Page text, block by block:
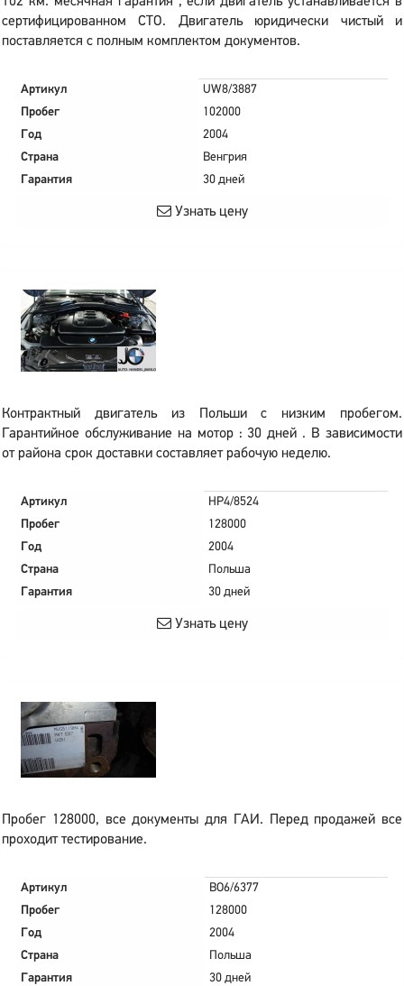
сертифицированном СТО. Двигатель юридически чистый и
поставляется с полным комплектом документов.
Артикул
UW8/3887
Пробег
102000
Год
2004
Страна
Венгрия
Гарантия
30 дней
Узнать цену
Контрактный двигатель из Польши с низким пробегом.
Гарантийное обслуживание на мотор : 30 дней . В зависимости
от района срок доставки составляет рабочую неделю.
Артикул
HP4/8524
Пробег
128000
Год
2004
Страна
Польша
Гарантия
30 дней
Узнать цену
Пробег 128000, все документы для ГАИ. Перед продажей все
проходит тестирование.
Артикул
BO6/6377
Пробег
128000
Год
2004
Страна
Польша
Гарантия
30 дней